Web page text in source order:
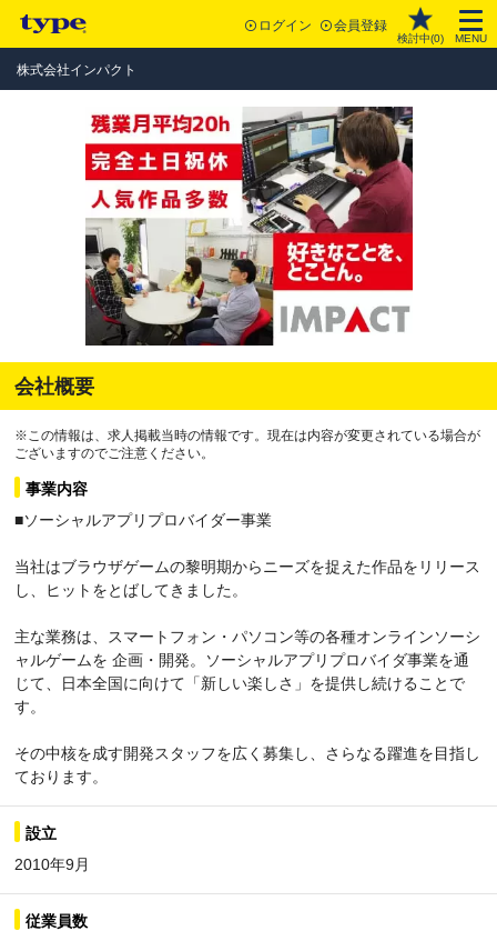
ログイン 会員登録
検討中(0) MENU
株式会社インパクト
会社概要
※この情報は、求人掲載当時の情報です。現在は内容が変更されている場合が
ございますのでご注意ください。
事業内容
■ソーシャルアプリプロバイダー事業
当社はブラウザゲームの黎明期からニーズを捉えた作品をリリース
し、ヒットをとばしてきました。
主な業務は、スマートフォン・パソコン等の各種オンラインソーシ
ャルゲームを 企画・開発。ソーシャルアプリプロバイダ事業を通
じて、日本全国に向けて「新しい楽しさ」を提供し続けることで
す。
その中核を成す開発スタッフを広く募集し、さらなる躍進を目指し
ております。
設立
2010年9月
従業員数